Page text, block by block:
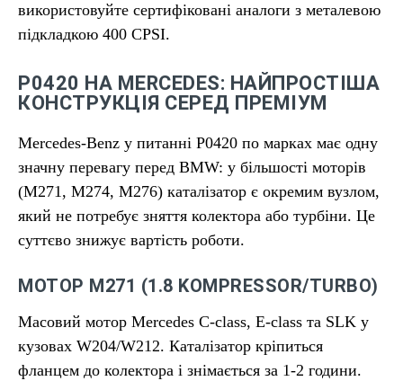
використовуйте сертифіковані аналоги з металевою
підкладкою 400 CPSI.
P0420 НА MERCEDES: НАЙПРОСТІША
КОНСТРУКЦІЯ СЕРЕД ПРЕМІУМ
Mercedes-Benz у питанні P0420 по марках має одну
значну перевагу перед BMW: у більшості моторів
(M271, M274, M276) каталізатор є окремим вузлом,
який не потребує зняття колектора або турбіни. Це
суттєво знижує вартість роботи.
МОТОР M271 (1.8 KOMPRESSOR/TURBO)
Масовий мотор Mercedes C-class, E-class та SLK у
кузовах W204/W212. Каталізатор кріпиться
фланцем до колектора і знімається за 1-2 години.